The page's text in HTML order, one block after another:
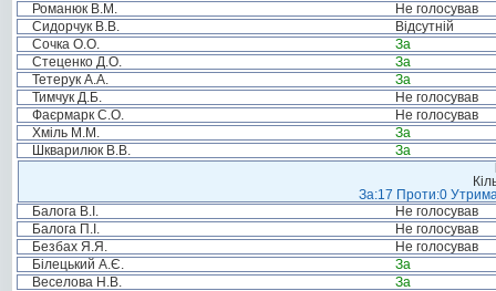
Романюк В.М.
Не голосував
Сидорчук В.В.
Відсутній
Сочка О.О.
За
Стеценко Д.О.
За
Тетерук А.А.
За
Тимчук Д.Б.
Не голосував
Фаєрмарк С.О.
Не голосував
Хміль М.М.
За
Шкварилюк В.В.
За
За:17 Проти:0
Балога В.І.
Не голосував
Балога П.І.
Не голосував
Безбах Я.Я.
Не голосував
Білецький А.Є.
За
Веселова Н.В.
За